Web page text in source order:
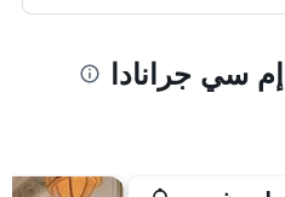
سي جرانادا